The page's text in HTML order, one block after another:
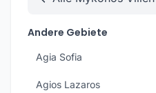
Andere Gebiete
Agia Sofia
Agios Lazaros